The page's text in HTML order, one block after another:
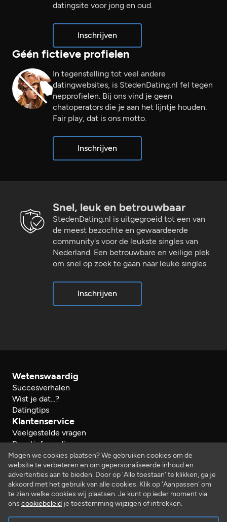
datingsite voor jong en oud.
Inschrijven
Géén fictieve profielen
In tegenstelling tot veel andere
datingwebsites, is StedenDating.nl fel tegen
nepprofielen. Bij ons vind je geen
chatoperators die je aan het lijntje houden.
Fair play, dat is ons motto.
Inschrijven
Snel, leuk en betrouwbaar
StedenDating.nl is uitgegroeid tot een van
de meest bezochte en gewaardeerde
community's voor de leukste singles van
Nederland. Een betrouwbare en veilige plek
om snel op zoek te gaan naar leuke singles.
Inschrijven
Wetenswaardig
Succesverhalen
Wist je dat...?
Datingtips
Klantenservice
Veelgestelde vragen
Reactieformulier
Herroeping
Over ons
Bedrijfsgegevens
Werken bij…
Juridisch
Mogen we cookies plaatsen? We gebruiken cookies om de
website te verbeteren en om gepersonaliseerde inhoud en
advertenties aan te bieden. Door op 'Alle toestaan' te klikken, ga je
akkoord met het gebruik van alle cookies. Klik op 'Aanpassen' om
te zien welke cookies wij plaatsen. Je kunt op ieder moment via
ons cookiebeleid je toestemming wijzigen of intrekken.